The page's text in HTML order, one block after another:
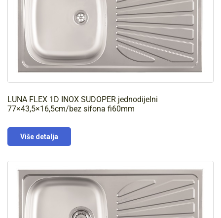
LUNA FLEX 1D INOX SUDOPER jednodijelni
77×43,5×16,5cm/bez sifona fi60mm
Više detalja